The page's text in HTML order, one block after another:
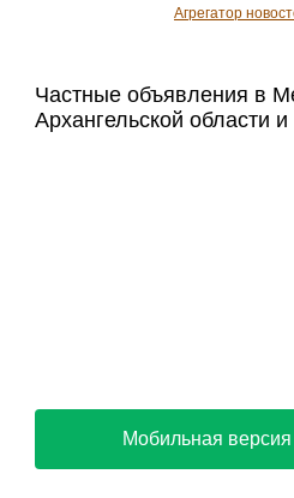
Агрегатор
Частные объявления в
Архангельской области
Мобильная